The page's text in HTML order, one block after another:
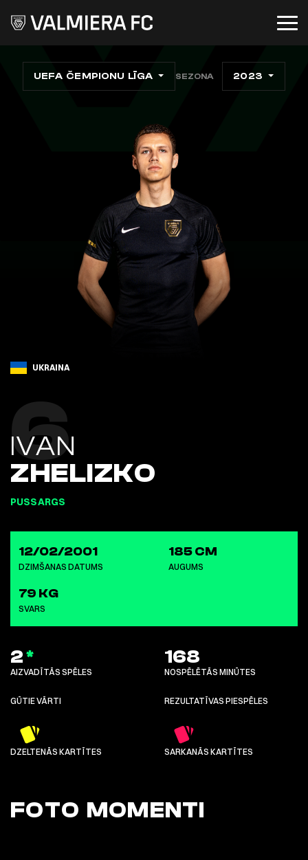
UEFA ČEMPIONU LĪGA SEZONA 2023
UKRAINA
6
IVAN
ZHELIZKO
PUSSARGS
12/02/2001
DZIMŠANAS DATUMS
185 CM
AUGUMS
79 KG
SVARS
2*
AIZVADĪTĀS SPĒLES
168
NOSPĒLĒTĀS MINŪTES
GŪTIE VĀRTI REZULTATĪVAS PIESPĒLES
DZELTENĀS KARTĪTES SARKANĀS KARTĪTES
FOTO MOMENTI